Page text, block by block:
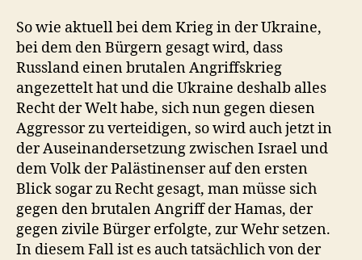
So wie aktuell bei dem Krieg in der Ukraine,
bei dem den Bürgern gesagt wird, dass
Russland einen brutalen Angriffskrieg
angezettelt hat und die Ukraine deshalb alles
Recht der Welt habe, sich nun gegen diesen
Aggressor zu verteidigen, so wird auch jetzt in
der Auseinandersetzung zwischen Israel und
dem Volk der Palästinenser auf den ersten
Blick sogar zu Recht gesagt, man müsse sich
gegen den brutalen Angriff der Hamas, der
gegen zivile Bürger erfolgte, zur Wehr setzen.
In diesem Fall ist es auch tatsächlich von der